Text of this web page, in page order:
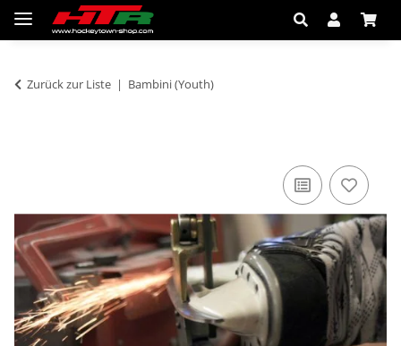
Zurück zur Liste Bambini (Youth)